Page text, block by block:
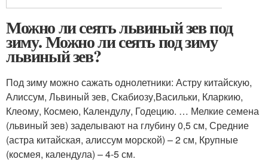
Можно ли сеять львиный зев под
зиму. Можно ли сеять под зиму
львиный зев?
Под зиму можно сажать однолетники: Астру китайскую,
Алиссум, Львиный зев, Скабиозу,Васильки, Кларкию,
Клеому, Космею, Календулу, Годецию. … Мелкие семена
(львиный зев) заделывают на глубину 0,5 см, Средние
(астра китайская, алиссум морской) – 2 см, Крупные
(космея, календула) – 4-5 см.